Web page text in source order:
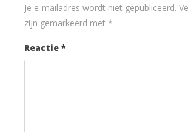
Je e-mailadres wordt niet gepubliceerd.
zijn gemarkeerd met *
Reactie *